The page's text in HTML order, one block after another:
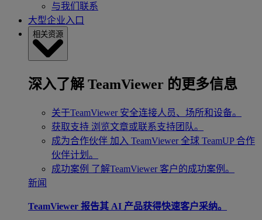
与我们联系
大型企业入口
相关资源
深入了解 TeamViewer 的更多信息
关于TeamViewer 安全连接人员、场所和设备。
获取支持 浏览文章或联系支持团队。
成为合作伙伴 加入 TeamViewer 全球 TeamUP 合作
伙伴计划。
成功案例 了解TeamViewer 客户的成功案例。
新闻
TeamViewer 报告其 AI 产品获得快速客户采纳。